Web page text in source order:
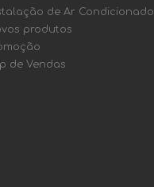
de Ar Condicionado
produtos
de Vendas